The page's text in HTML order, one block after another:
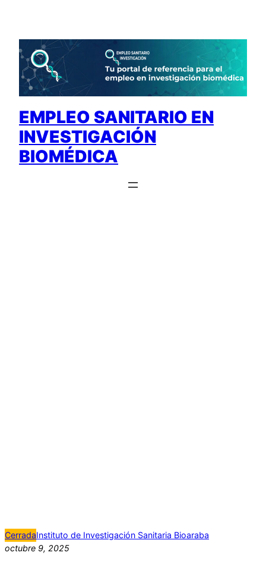
contenido
EMPLEO SANITARIO EN
INVESTIGACIÓN
BIOMÉDICA
CerradaInstituto de Investigación Sanitaria Bioaraba
octubre 9, 2025